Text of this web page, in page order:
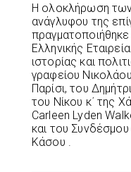
Η ολοκλήρωση
ανάγλυφου της
πραγματοποιήθηκε
Ελληνικής
ιστορίας και
γραφείου
Παρίσι, του
του Νίκου κ΄ της
Carleen Lyden
και του
Κάσου .